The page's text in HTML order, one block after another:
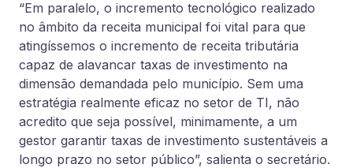
“Em paralelo, o incremento tecnológico realizado
no âmbito da receita municipal foi vital para que
atingíssemos o incremento de receita tributária
capaz de alavancar taxas de investimento na
dimensão demandada pelo município. Sem uma
estratégia realmente eficaz no setor de TI, não
acredito que seja possível, minimamente, a um
gestor garantir taxas de investimento sustentáveis a
longo prazo no setor público”, salienta o secretário.